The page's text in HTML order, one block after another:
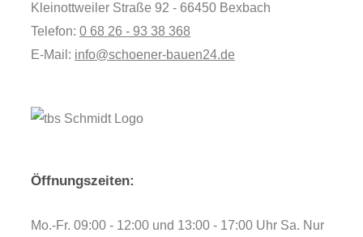
Kleinottweiler Straße 92 - 66450 Bexbach
Telefon: 0 68 26 - 93 38 368
E-Mail: info@schoener-bauen24.de
Öffnungszeiten:
Mo.-Fr. 09:00 - 12:00 und 13:00 - 17:00 Uhr Sa. Nur